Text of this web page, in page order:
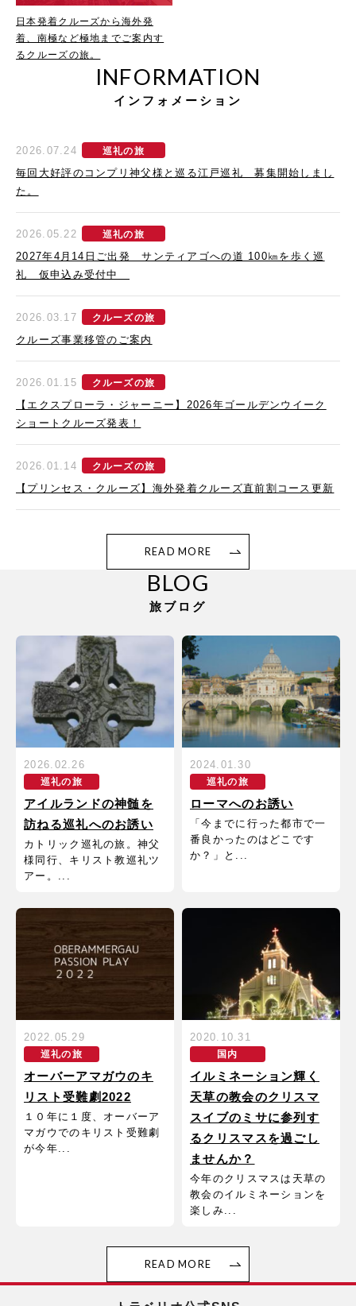
日本発着クルーズから海外発
着、南極など極地までご案内す
るクルーズの旅。
INFORMATION
インフォメーション
2026.07.24 巡礼の旅
毎回大好評のコンプリ神父様と巡る江戸巡礼 募集開始しまし
た。
2026.05.22 巡礼の旅
2027年4月14日ご出発 サンティアゴへの道 100㎞を歩く巡
礼 仮申込み受付中
2026.03.17 クルーズの旅
クルーズ事業移管のご案内
2026.01.15 クルーズの旅
【エクスプローラ・ジャーニー】2026年ゴールデンウイーク
ショートクルーズ発表！
2026.01.14 クルーズの旅
【プリンセス・クルーズ】海外発着クルーズ直前割コース更新
READ MORE
BLOG
旅ブログ
2026.02.26
巡礼の旅
アイルランドの神髄を
訪ねる巡礼へのお誘い
カトリック巡礼の旅。神父
様同行、キリスト教巡礼ツ
アー。...
2024.01.30
巡礼の旅
ローマへのお誘い
「今までに行った都市で一
番良かったのはどこです
か？」と...
2022.05.29
巡礼の旅
オーバーアマガウのキ
リスト受難劇2022
１０年に１度、オーバーア
マガウでのキリスト受難劇
が今年...
2020.10.31
国内
イルミネーション輝く
天草の教会のクリスマ
スイブのミサに参列す
るクリスマスを過ごし
ませんか？
今年のクリスマスは天草の
教会のイルミネーションを
楽しみ...
READ MORE